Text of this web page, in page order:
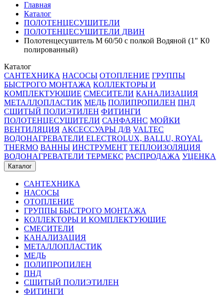
Главная
Каталог
ПОЛОТЕНЦЕСУШИТЕЛИ
ПОЛОТЕНЦЕСУШИТЕЛИ ДВИН
Полотенцесушитель М 60/50 с полкой Водяной (1" К0
полированный)
Каталог
САНТЕХНИКА НАСОСЫ ОТОПЛЕНИЕ ГРУППЫ
БЫСТРОГО МОНТАЖА КОЛЛЕКТОРЫ И
КОМПЛЕКТУЮЩИЕ СМЕСИТЕЛИ КАНАЛИЗАЦИЯ
МЕТАЛЛОПЛАСТИК МЕДЬ ПОЛИПРОПИЛЕН ПНД
СШИТЫЙ ПОЛИЭТИЛЕН ФИТИНГИ
ПОЛОТЕНЦЕСУШИТЕЛИ САНФАЯНС МОЙКИ
ВЕНТИЛЯЦИЯ АКСЕССУАРЫ Д/В VALTEC
ВОДОНАГРЕВАТЕЛИ ELECTROLUX, BALLU, ROYAL
THERMO ВАННЫ ИНСТРУМЕНТ ТЕПЛОИЗОЛЯЦИЯ
ВОДОНАГРЕВАТЕЛИ ТЕРМЕКС РАСПРОДАЖА УЦЕНКА
Каталог
САНТЕХНИКА
НАСОСЫ
ОТОПЛЕНИЕ
ГРУППЫ БЫСТРОГО МОНТАЖА
КОЛЛЕКТОРЫ И КОМПЛЕКТУЮЩИЕ
СМЕСИТЕЛИ
КАНАЛИЗАЦИЯ
МЕТАЛЛОПЛАСТИК
МЕДЬ
ПОЛИПРОПИЛЕН
ПНД
СШИТЫЙ ПОЛИЭТИЛЕН
ФИТИНГИ